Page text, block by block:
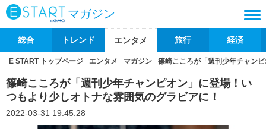
マガジン
総合 トレンド エンタメ 旅行 経済
E START トップページ エンタメ マガジン 篠崎こころが「週刊少年チャン
篠崎こころが「週刊少年チャンピオン」に登場！い
つもより少しオトナな雰囲気のグラビアに！
2022-03-31 19:45:28